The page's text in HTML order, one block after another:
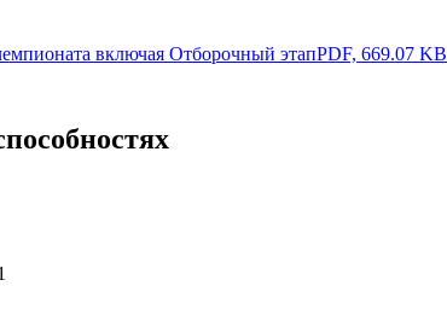
включая Отборочный этапPDF, 669.07 KB